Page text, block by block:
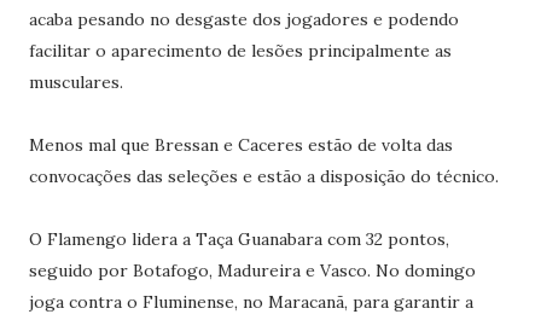
acaba pesando no desgaste dos jogadores e podendo
facilitar o aparecimento de lesões principalmente as
musculares.
Menos mal que Bressan e Caceres estão de volta das
convocações das seleções e estão a disposição do técnico.
O Flamengo lidera a Taça Guanabara com 32 pontos,
seguido por Botafogo, Madureira e Vasco. No domingo
joga contra o Fluminense, no Maracanã, para garantir a